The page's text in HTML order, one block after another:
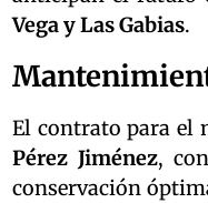
Vega y Las Gabias.
El contrato para el
Pérez Jiménez,
conservación